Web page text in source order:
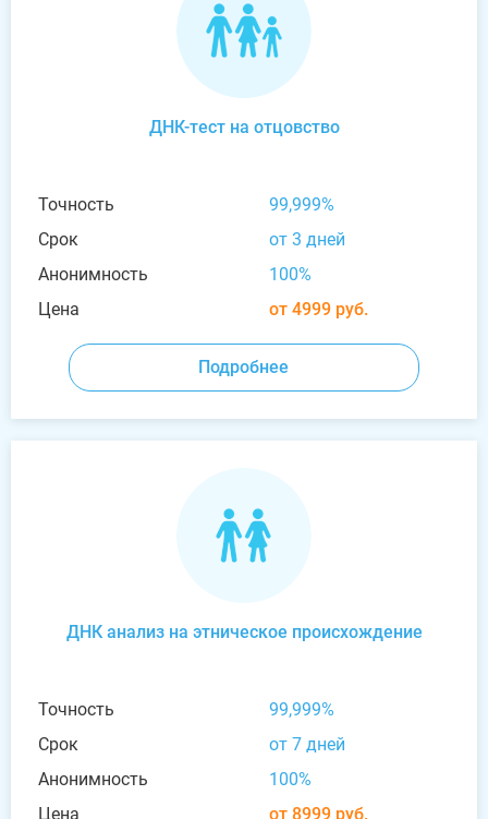
ДНК-тест на отцовство
Точность
99,999%
Срок
от 3 дней
Анонимность
100%
Цена
от 4999 руб.
Подробнее
ДНК анализ на этническое происхождение
Точность
99,999%
Срок
от 7 дней
Анонимность
100%
Цена
от 8999 руб.